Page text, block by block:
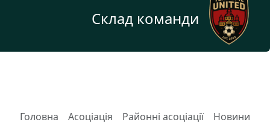
Склад команди
Головна Асоціація Районні асоціації
Новини